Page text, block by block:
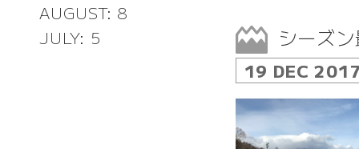
AUGUST: 8
JULY: 5
シーズ
19 DEC